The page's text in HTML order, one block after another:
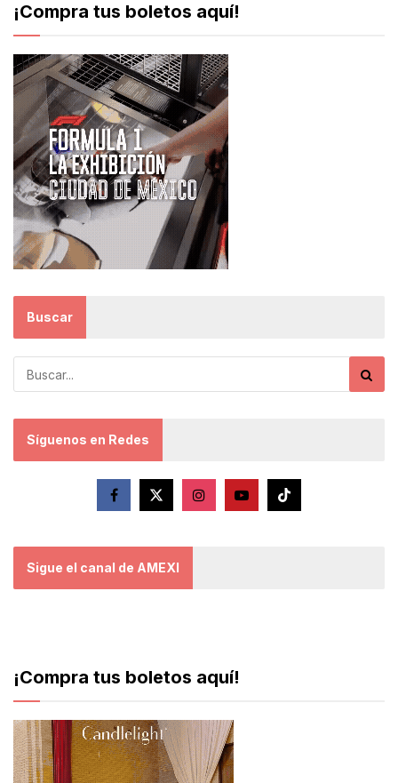
¡Compra tus boletos aquí!
Buscar
Síguenos en Redes
Sigue el canal de AMEXI
¡Compra tus boletos aquí!